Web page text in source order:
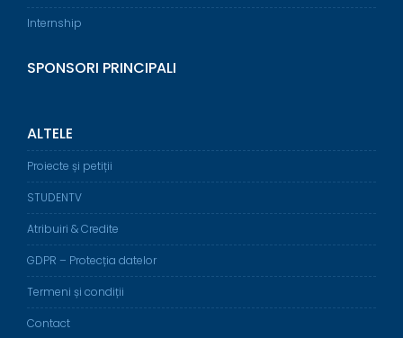
Internship
SPONSORI PRINCIPALI
ALTELE
Proiecte și petiții
STUDENTV
Atribuiri & Credite
GDPR – Protecția datelor
Termeni și condiții
Contact